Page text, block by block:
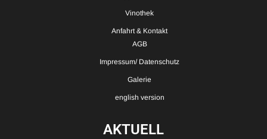
Vinothek
Anfahrt & Kontakt
AGB
Impressum/ Datenschutz
Galerie
english version
AKTUELL